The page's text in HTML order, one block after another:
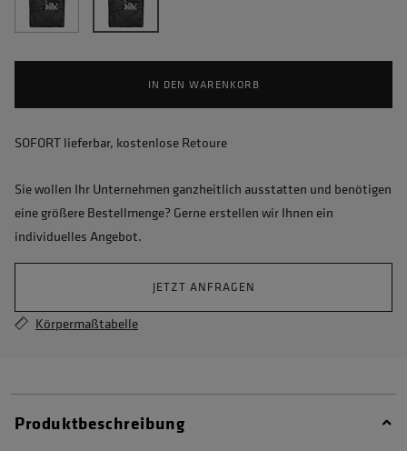
IN DEN WARENKORB
SOFORT lieferbar, kostenlose Retoure
Sie wollen Ihr Unternehmen ganzheitlich ausstatten und benötigen
eine größere Bestellmenge? Gerne erstellen wir Ihnen ein
individuelles Angebot.
JETZT ANFRAGEN
Körpermaßtabelle
Produktbeschreibung